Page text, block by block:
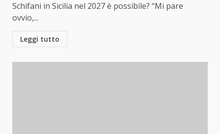
Schifani in Sicilia nel 2027 è possibile? “Mi pare
ovvio,...
Leggi tutto